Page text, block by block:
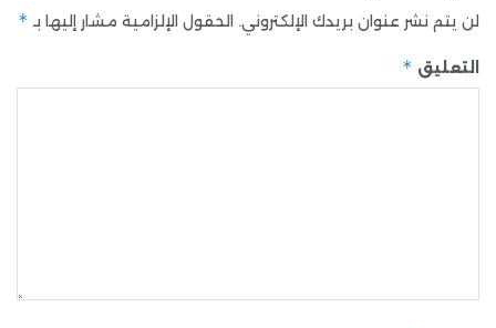
لن يتم نشر عنوان بريدك الإلكتروني. الحقول الإلزامية مشار إليها بـ *
التعليق *